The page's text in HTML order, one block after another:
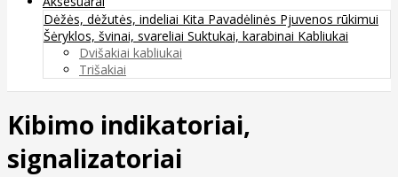
Dėžės, dėžutės, indeliai Kita Pavadėlinės Pjuvenos rūkimui
Šėryklos, švinai, svareliai Suktukai, karabinai Kabliukai
Dvišakiai kabliukai
Trišakiai
Kibimo indikatoriai,
signalizatoriai